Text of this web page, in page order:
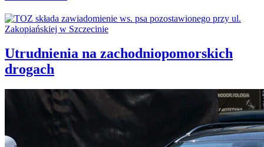
Utrudnienia na zachodniopomorskich
drogach